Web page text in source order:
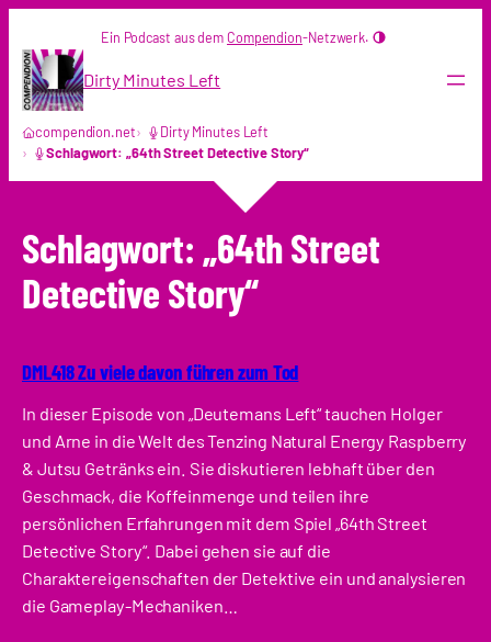
Inhalt
springen
Ein Podcast aus dem Compendion-Netzwerk.
Dirty Minutes Left
compendion.net
Dirty Minutes Left
Schlagwort: „64th Street Detective Story“
Schlagwort: „64th Street
Detective Story“
DML418 Zu viele davon führen zum Tod
In dieser Episode von „Deutemans Left“ tauchen Holger
und Arne in die Welt des Tenzing Natural Energy Raspberry
& Jutsu Getränks ein. Sie diskutieren lebhaft über den
Geschmack, die Koffeinmenge und teilen ihre
persönlichen Erfahrungen mit dem Spiel „64th Street
Detective Story“. Dabei gehen sie auf die
Charaktereigenschaften der Detektive ein und analysieren
die Gameplay-Mechaniken…